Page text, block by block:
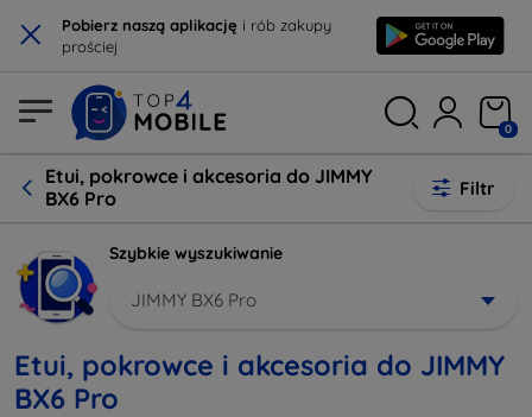
× Pobierz naszą aplikację i rób zakupy
prościej
0
Etui, pokrowce i akcesoria do JIMMY
BX6 Pro
Filtr
Szybkie wyszukiwanie
JIMMY BX6 Pro
Etui, pokrowce i akcesoria do JIMMY
BX6 Pro